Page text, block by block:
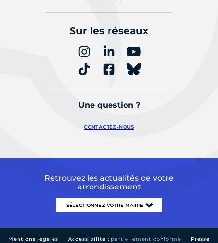
Sur les réseaux
Une question ?
CONTACTEZ-NOUS
Retrouvez les actualités de votre
arrondissement
Mentions légales Accessibilité : partiellement conforme Presse